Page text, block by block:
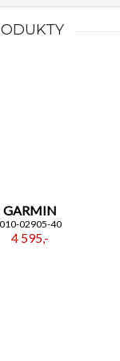
GARMIN
010-02905-40
4 595,-